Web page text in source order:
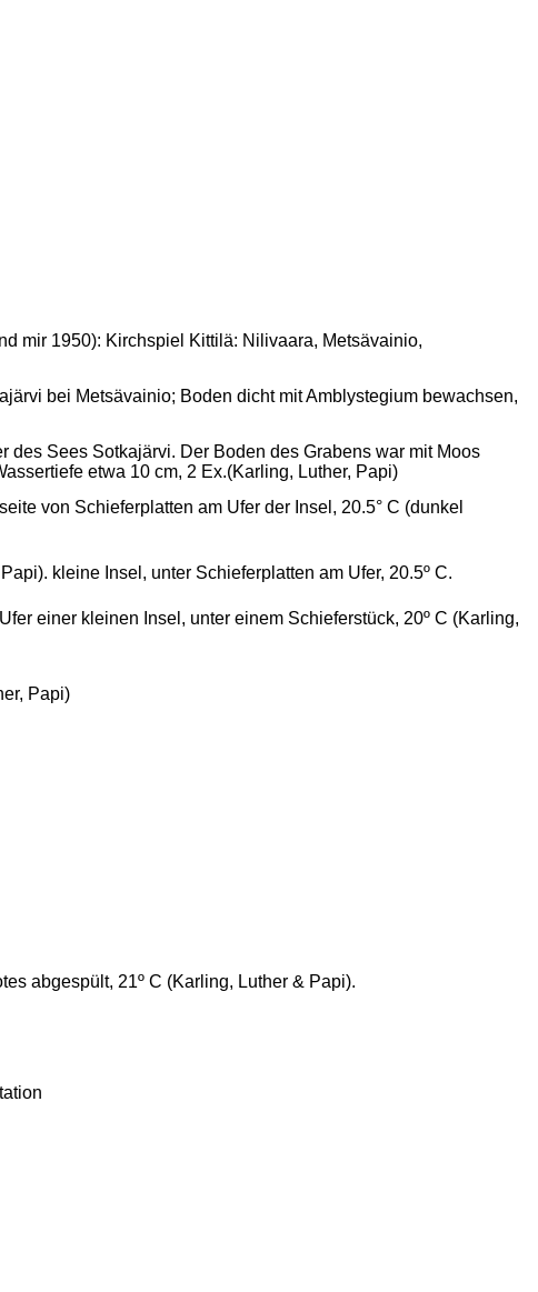
mir 1950): Kirchspiel Kittilä: Nilivaara, Metsävainio,
bei Metsävainio; Boden dicht mit Amblystegium bewachsen,
Sees Sotkajärvi. Der Boden des Grabens war mit Moos
etwa 10 cm, 2 Ex.(Karling, Luther, Papi)
von Schieferplatten am Ufer der Insel, 20.5° C (dunkel
kleine Insel, unter Schieferplatten am Ufer, 20.5º C.
einer kleinen Insel, unter einem Schieferstück, 20º C (Karling,
Papi)
abgespült, 21º C (Karling, Luther & Papi).